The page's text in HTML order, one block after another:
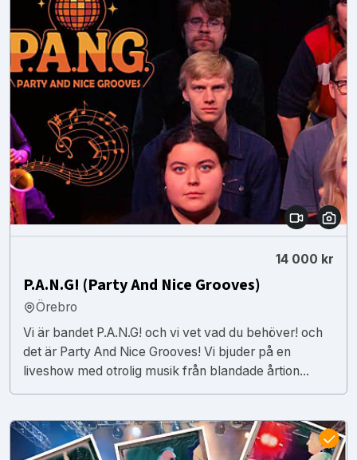
14 000 kr
P.A.N.G! (Party And Nice Grooves)
Örebro
Vi är bandet P.A.N.G! och vi vet vad du behöver! och
det är Party And Nice Grooves! Vi bjuder på en
liveshow med otrolig musik från blandade årtion...